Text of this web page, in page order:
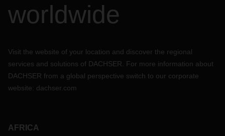
worldwide
Visit the website of your location and discover the regional
services and solutions of DACHSER. For more information about
DACHSER from a global perspective switch to our corporate
website: dachser.com
AFRICA